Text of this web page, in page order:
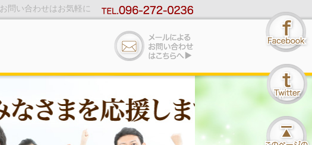
お問い合わせはお気軽に